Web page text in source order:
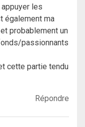
appuyer les
également ma
probablement un
passionnants
cette partie tendu
Répondre